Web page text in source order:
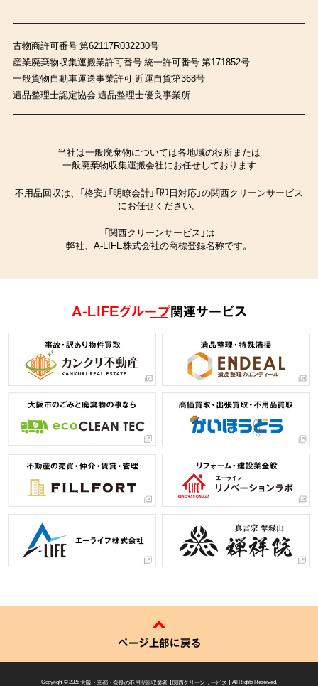
古物商許可番号 第62117R032230号
産業廃棄物収集運搬業許可番号 統一許可番号 第171852号
一般貨物自動車運送事業許可 近運自貨第368号
遺品整理士認定協会 遺品整理士優良事業所
当社は一般廃棄物については各地域の役所または
一般廃棄物収集運搬会社にお任せしております
不用品回収は、「格安」「明瞭会計」「即日対応」の関西クリーンサービス
にお任せください。
「関西クリーンサービス」は
弊社、A-LIFE株式会社の商標登録名称です。
A-LIFEグループ関連サービス
ページ上部に戻る
Copyright © 2026大阪・京都・奈良の不用品回収業者 【 関西クリーンサービス 】 All Rights Reserved.